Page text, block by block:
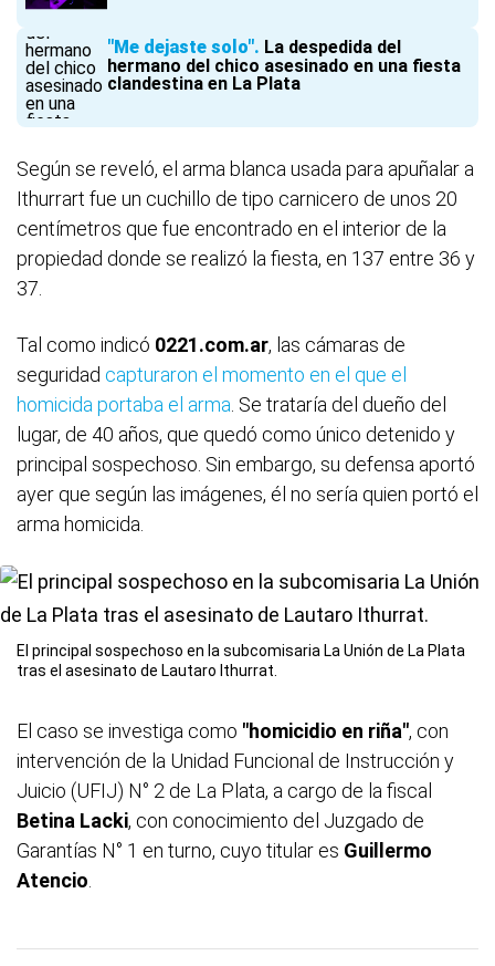
"Me dejaste solo" La despedida del
hermano del chico asesinado en una fiesta
clandestina en La Plata
Según se reveló, el arma blanca usada para apuñalar a
Ithurrart fue un cuchillo de tipo carnicero de unos 20
centímetros que fue encontrado en el interior de la
propiedad donde se realizó la fiesta, en 137 entre 36 y
37.
Tal como indicó 0221.com.ar, las cámaras de
seguridad capturaron el momento en el que el
homicida portaba el arma . Se trataría del dueño del
lugar, de 40 años, que quedó como único detenido y
principal sospechoso. Sin embargo, su defensa aportó
ayer que según las imágenes, él no sería quien portó el
arma homicida.
El principal sospechoso en la subcomisaria La Unión de La Plata
tras el asesinato de Lautaro Ithurrat.
El caso se investiga como "homicidio en riña", con
intervención de la Unidad Funcional de Instrucción y
Juicio (UFIJ) N° 2 de La Plata, a cargo de la fiscal
Betina Lacki, con conocimiento del Juzgado de
Garantías N° 1 en turno, cuyo titular es Guillermo
Atencio